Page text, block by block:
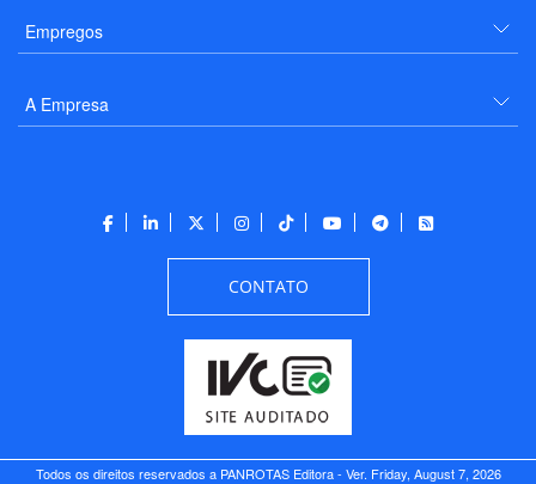
Empregos
A Empresa
CONTATO
Todos os direitos reservados a PANROTAS Editora - Ver. Friday, August 7, 2026